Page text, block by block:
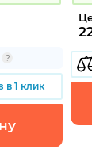
в 1 клик